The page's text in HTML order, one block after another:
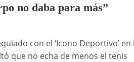
no daba para más”
con el ‘Icono Deportivo’ en
que no echa de menos el tenis